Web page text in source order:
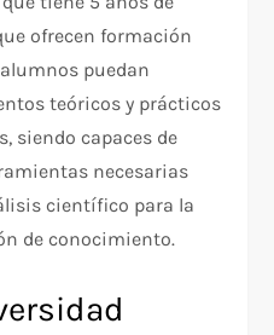
ofrecen formación
puedan
teóricos y prácticos
siendo capaces de
necesarias
científico para la
de conocimiento.